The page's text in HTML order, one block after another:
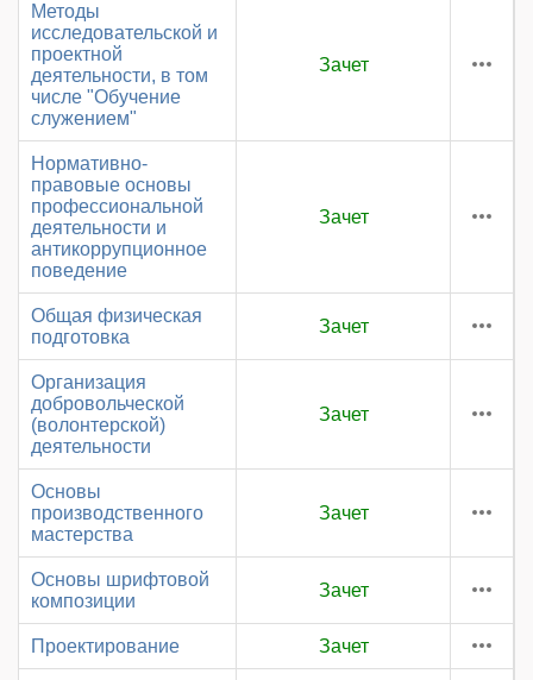
Методы
исследовательской и
проектной
деятельности, в том
числе "Обучение
служением"
Зачет
Нормативно-
правовые основы
профессиональной
деятельности и
антикоррупционное
поведение
Зачет
Общая физическая
подготовка
Зачет
Организация
добровольческой
(волонтерской)
деятельности
Зачет
Основы
производственного
мастерства
Зачет
Основы шрифтовой
композиции
Зачет
Проектирование Зачет